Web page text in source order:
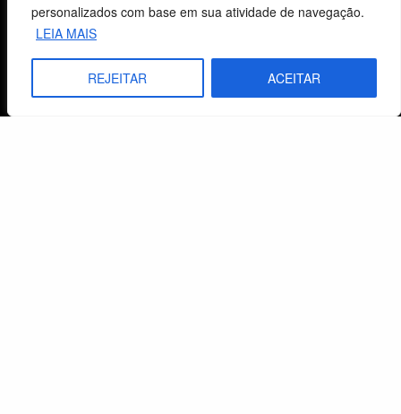
personalizados com base em sua atividade de navegação.
LEIA MAIS
REJEITAR ACEITAR
Centro de Estudos Bíblicos
CNPJ: 29.832.607/0001-10
São Leopoldo, RS, Brasil